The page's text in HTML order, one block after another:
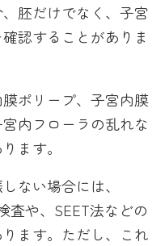
胚だけでなく、子宮
認することがありま
ポリープ、子宮内膜
内フローラの乱れな
ます。
ない場合には、
査や、SEET法などの
ます。ただし、これ